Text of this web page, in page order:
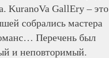
KuranoVa GallEry – это
собрались мастера
Перечень был
и неповторимый.